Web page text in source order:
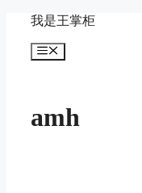
content
我是王掌柜
Menu
amh